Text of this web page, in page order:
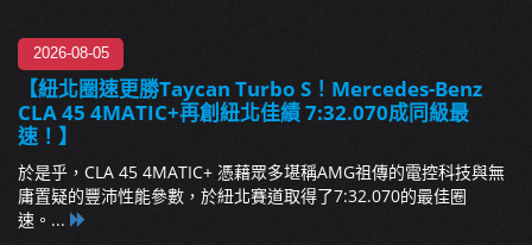
2026-08-05
【紐北圈速更勝Taycan Turbo S！Mercedes-Benz
CLA 45 4MATIC+再創紐北佳績 7:32.070成同級最
速！】
於是乎，CLA 45 4MATIC+ 憑藉眾多堪稱AMG祖傳的電控科技與無
庸置疑的豐沛性能參數，於紐北賽道取得了7:32.070的最佳圈
速。...